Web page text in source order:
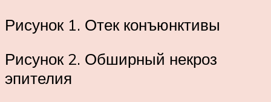
Рисунок 1. Отек конъюнктивы
Рисунок 2. Обширный некроз
эпителия